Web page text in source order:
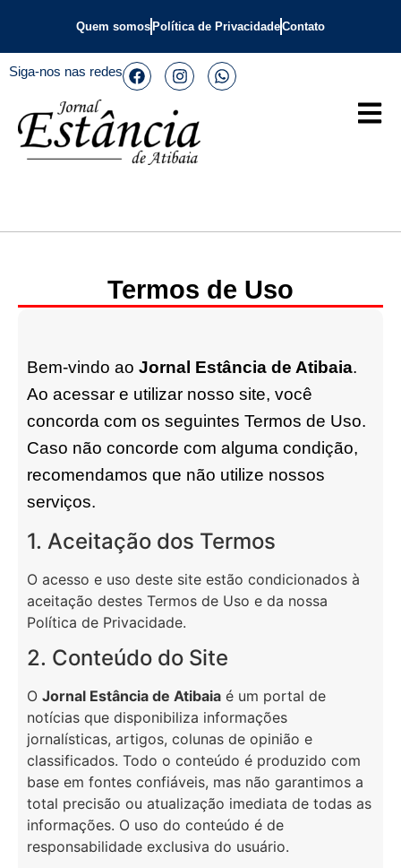
Quem somos Política de PrivacidadeContato
Siga-nos nas redes
Termos de Uso
Bem-vindo ao Jornal Estância de Atibaia.
Ao acessar e utilizar nosso site, você
concorda com os seguintes Termos de Uso.
Caso não concorde com alguma condição,
recomendamos que não utilize nossos
serviços.
1. Aceitação dos Termos
O acesso e uso deste site estão condicionados à
aceitação destes Termos de Uso e da nossa
Política de Privacidade.
2. Conteúdo do Site
O Jornal Estância de Atibaia é um portal de
notícias que disponibiliza informações
jornalísticas, artigos, colunas de opinião e
classificados. Todo o conteúdo é produzido com
base em fontes confiáveis, mas não garantimos a
total precisão ou atualização imediata de todas as
informações. O uso do conteúdo é de
responsabilidade exclusiva do usuário.